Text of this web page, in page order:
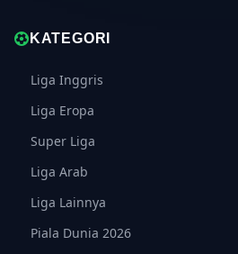
KATEGORI
Liga Inggris
Liga Eropa
Super Liga
Liga Arab
Liga Lainnya
Piala Dunia 2026